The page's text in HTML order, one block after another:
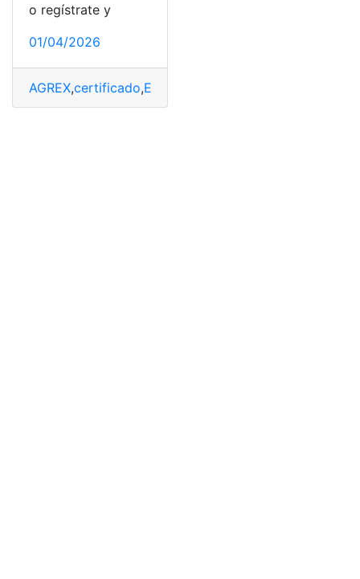
o regístrate y
01/04/2026
AGREX,certificado,España